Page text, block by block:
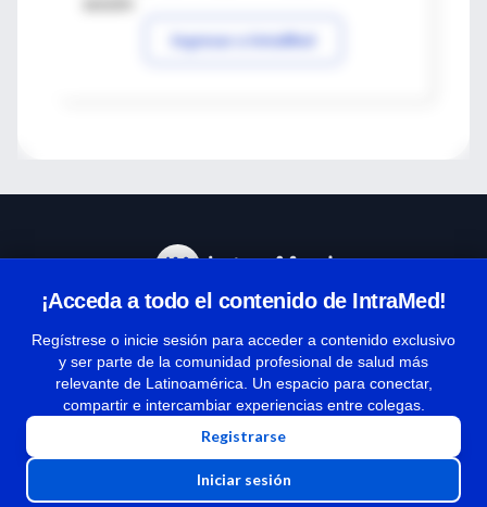
Ingresar a IntraMed
¡Acceda a todo el contenido de IntraMed!
Regístrese o inicie sesión para acceder a contenido exclusivo
y ser parte de la comunidad profesional de salud más
relevante de Latinoamérica. Un espacio para conectar,
compartir e intercambiar experiencias entre colegas.
Registrarse
Iniciar sesión
Términos y condiciones
| Políticas de privacidad
| Todos los derechos reservados | Copyright 1997-2026